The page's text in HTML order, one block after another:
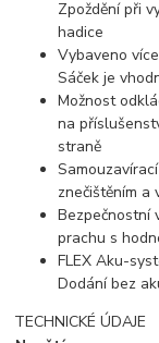
Zpoždění při
hadice
Vybaveno
Sáček je
Možnost
na
straně
znečištěním a
Bezpečnostní
prachu s
FLEX Aku-
Dodání bez
TECHNICKÉ ÚDAJE